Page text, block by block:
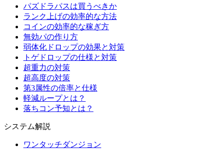
パズドラパスは買うべきか
ランク上げの効率的な方法
コインの効率的な稼ぎ方
無効パの作り方
弱体化ドロップの効果と対策
トゲドロップの仕様と対策
超重力の対策
超高度の対策
第3属性の倍率と仕様
軽減ループとは？
落ちコン予知とは？
システム解説
ワンタッチダンジョン